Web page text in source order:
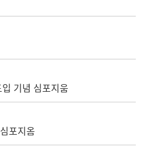
기념 심포지움
포지옴